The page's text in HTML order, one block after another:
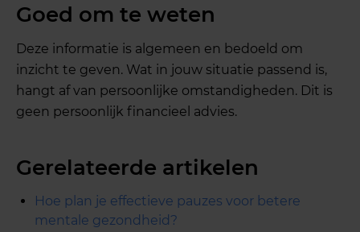
Goed om te weten
Deze informatie is algemeen en bedoeld om
inzicht te geven. Wat in jouw situatie passend is,
hangt af van persoonlijke omstandigheden. Dit is
geen persoonlijk financieel advies.
Gerelateerde artikelen
Hoe plan je effectieve pauzes voor betere
mentale gezondheid?